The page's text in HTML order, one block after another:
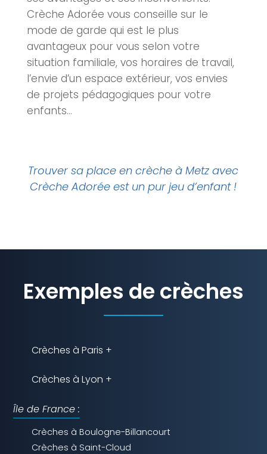
Crèche Adorée vous conseille sur le
mode de garde qui est le plus
avantageux pour vous selon votre
situation familiale, vos horaires de travail,
l’envie d’un espace extérieur, vos envies
de projets pédagogiques pour votre
enfants…
Trouver sa place en crèche à Metz avec
Crèche Adorée est un pur jeu d’enfant !
Exemples de crèches
Crèches à Paris +
Crèches à Lyon +
Île de France :
Crèches à Boulogne-Billancourt
Crèches à Saint-Cloud